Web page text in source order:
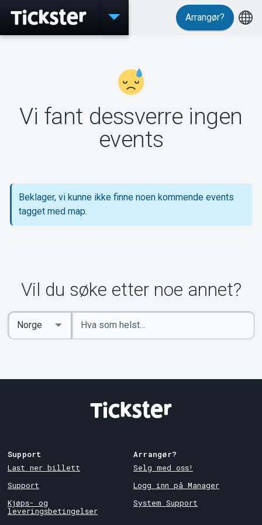
Events
MyTickster
Support
Arrangør?
Vi fant dessverre ingen
events
Beklager, vi kunne ikke finne noen kommende events
tagget med map.
Vil du søke etter noe annet?
Angi
nøkkelord
Select
Country
Support
Last ner billett
Support
Kjøps- og
leveringsbetingelser
Arrangør?
Selg med oss!
Logg inn på Manager
System Support